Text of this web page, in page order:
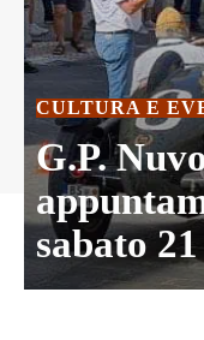
CULTURA E
G.P.
sabato